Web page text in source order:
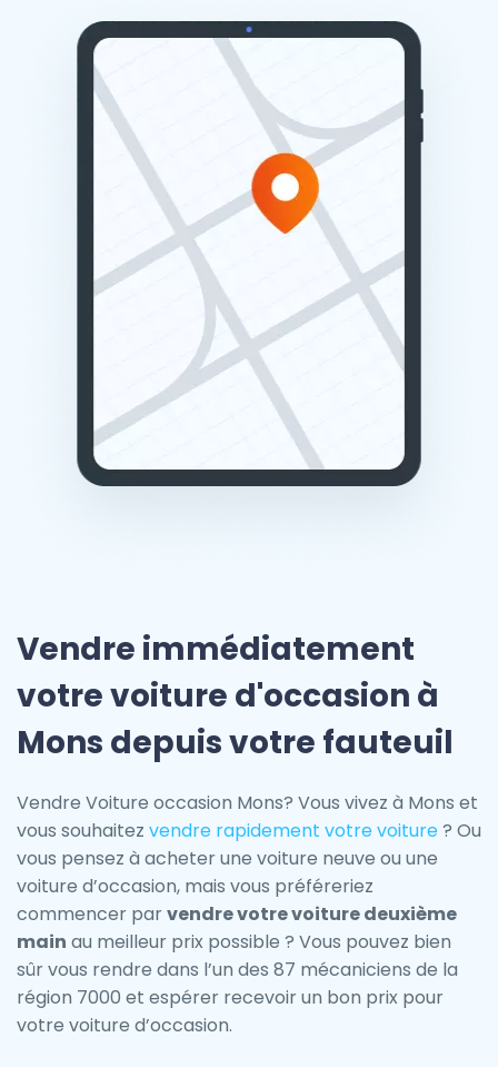
Vendre immédiatement
votre voiture d'occasion à
Mons depuis votre fauteuil
Vendre Voiture occasion Mons? Vous vivez à Mons et
vous souhaitez vendre rapidement votre voiture? Ou
vous pensez à acheter une voiture neuve ou une
voiture d’occasion, mais vous préféreriez
commencer parvendre votre voiture deuxième
main au meilleur prix possible ? Vous pouvez bien
sûr vous rendre dans l’un des 87 mécaniciens de la
région 7000 et espérer recevoir un bon prix pour
votre voiture d’occasion.